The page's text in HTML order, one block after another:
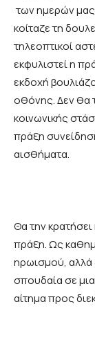
των ημερών
κοίταζε τη
τηλεοπτικοί
εκφυλιστεί η
εκδοχή
οθόνης. Δεν θα
κοινωνικής
πράξη
αισθήματα.
Θα την
πράξη. Ως
ηρωισμού,
σπουδαία σε
αίτημα προς